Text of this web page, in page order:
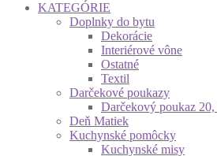
KATEGÓRIE
Doplnky do bytu
Dekorácie
Interiérové vône
Ostatné
Textil
Darčekové poukazy
Darčekový poukaz
Deň Matiek
Kuchynské pomôcky
Kuchynské misy